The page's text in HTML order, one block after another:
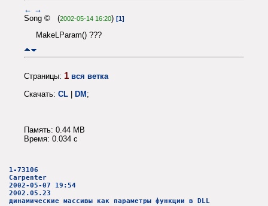
← →
Song © (2002-05-14 16:20) [1]
MakeLParam() ???
Страницы: 1 вся ветка
Скачать: CL DM ;
Память: 0.44 MB
Время: 0.034 c
1-73106
Carpenter
2002-05-07 19:54
2002.05.23
динамические массивы как параметры функции в DLL